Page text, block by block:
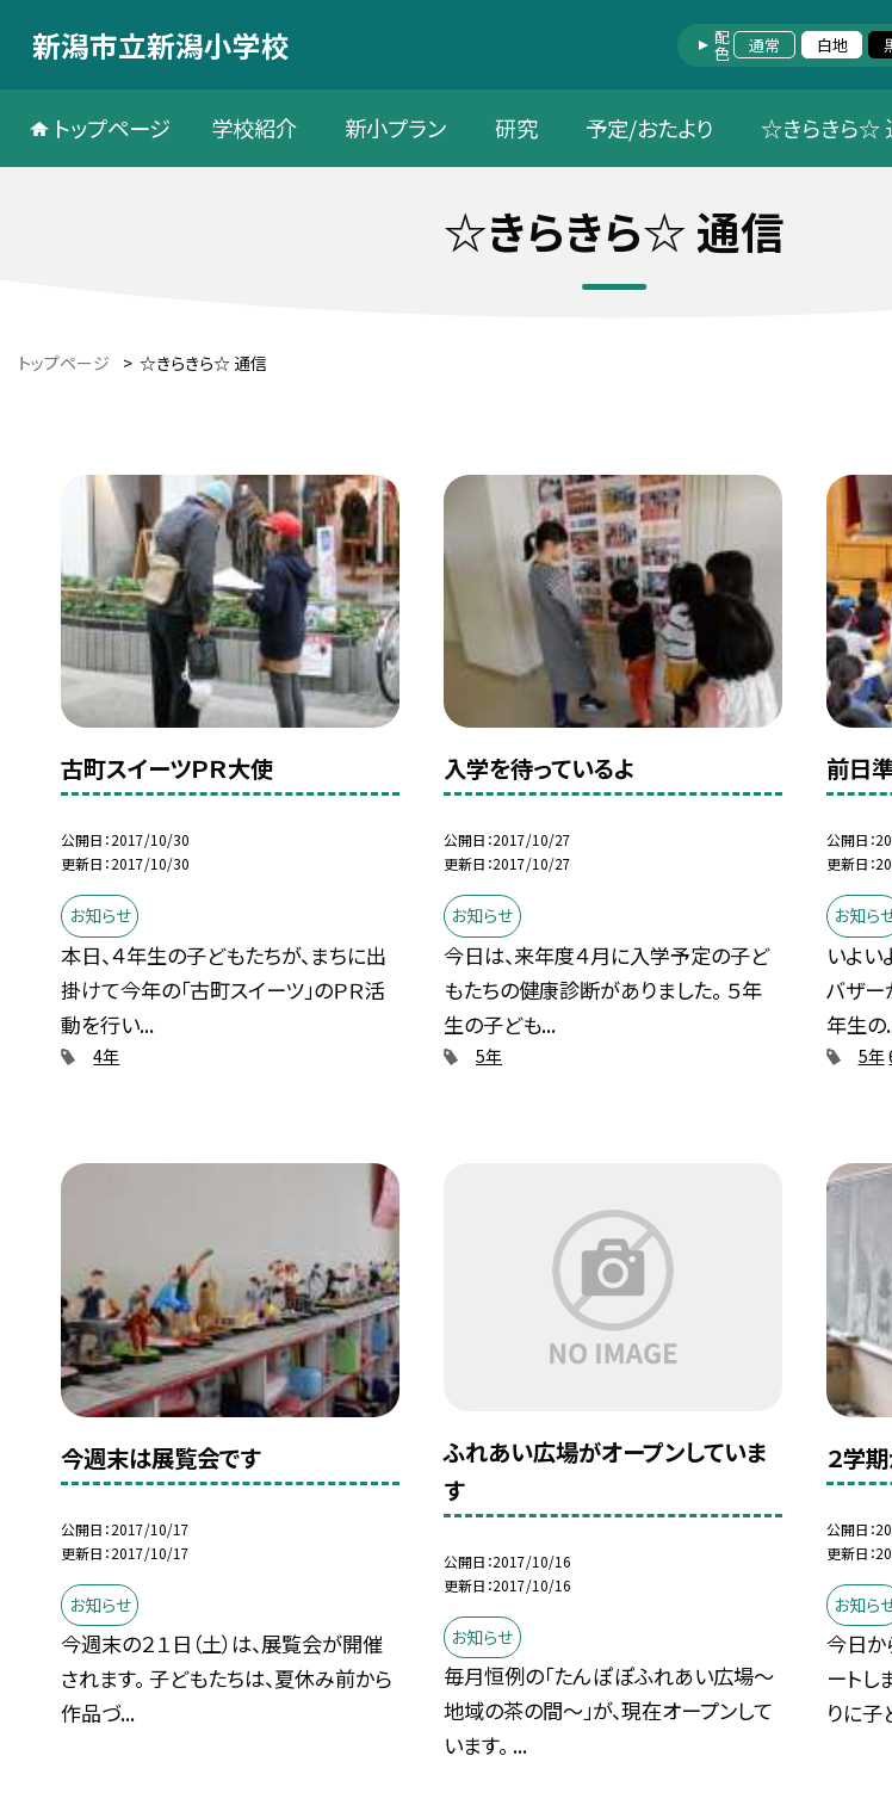
新潟市立新潟小学校 配色 通常 白地
トップページ 学校紹介 新小プラン 研究 予定/おたより ☆きらきら☆
☆きらきら☆ 通信
トップページ > ☆きらきら☆ 通信
古町スイーツＰＲ大使
公開日 2017/10/30
更新日 2017/10/30
お知らせ
本日、４年生の子どもたちが、まちに出
掛けて今年の「古町スイーツ」のＰＲ活
動を行い...
4年
入学を待っているよ
公開日 2017/10/27
更新日 2017/10/27
お知らせ
今日は、来年度４月に入学予定の子ど
もたちの健康診断がありました。 ５年
生の子ども...
5年
前日
公開日
更新日
お知ら
いよい
バザー
年生の
5年
今週末は展覧会です
公開日 2017/10/17
更新日 2017/10/17
お知らせ
今週末の２１日（土）は、展覧会が開催
されます。 子どもたちは、夏休み前から
作品づ...
ふれあい広場がオープンしていま
す
公開日 2017/10/16
更新日 2017/10/16
お知らせ
毎月恒例の「たんぽぽふれあい広場〜
地域の茶の間〜」が、現在オープンして
います。 ...
２学
公開日
更新日
お知ら
今日か
ートし
りに子